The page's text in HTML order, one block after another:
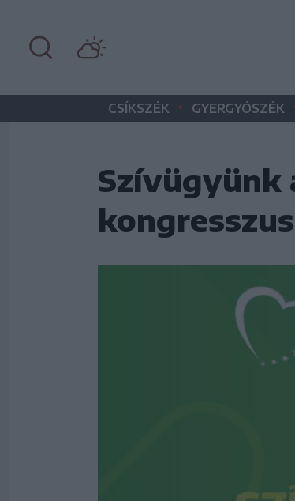
CSÍKSZÉK • GYERGYÓSZÉK
Szívügyünk